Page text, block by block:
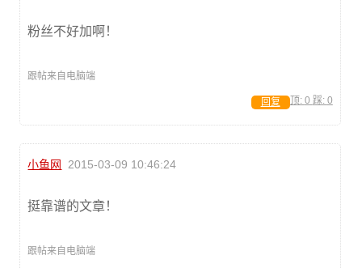
粉丝不好加啊！
跟帖来自电脑端
顶: 0 踩: 0
回复
小鱼网 2015-03-09 10:46:24
挺靠谱的文章！
跟帖来自电脑端